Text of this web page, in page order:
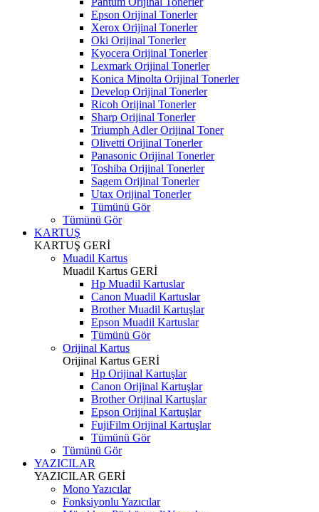
Epson Orijinal Tonerler
Xerox Orijinal Tonerler
Oki Orijinal Tonerler
Kyocera Orijinal Tonerler
Lexmark Orijinal Tonerler
Konica Minolta Orijinal Tonerler
Develop Orijinal Tonerler
Ricoh Orijinal Tonerler
Sharp Orijinal Tonerler
Triumph Adler Orijinal Toner
Olivetti Orijinal Tonerler
Panasonic Orijinal Tonerler
Toshiba Orijinal Tonerler
Sagem Orijinal Tonerler
Utax Orijinal Tonerler
Tümünü Gör
Tümünü Gör
KARTUŞ
KARTUŞ GERİ
Muadil Kartus
Muadil Kartus GERİ
Hp Muadil Kartuslar
Canon Muadil Kartuslar
Brother Muadil Kartuşlar
Epson Muadil Kartuslar
Tümünü Gör
Orijinal Kartus
Orijinal Kartus GERİ
Hp Orijinal Kartuşlar
Canon Orijinal Kartuşlar
Brother Orijinal Kartuşlar
Epson Orijinal Kartuşlar
FujiFilm Orijinal Kartuşlar
Tümünü Gör
Tümünü Gör
YAZICILAR
YAZICILAR GERİ
Mono Yazıcılar
Fonksiyonlu Yazıcılar